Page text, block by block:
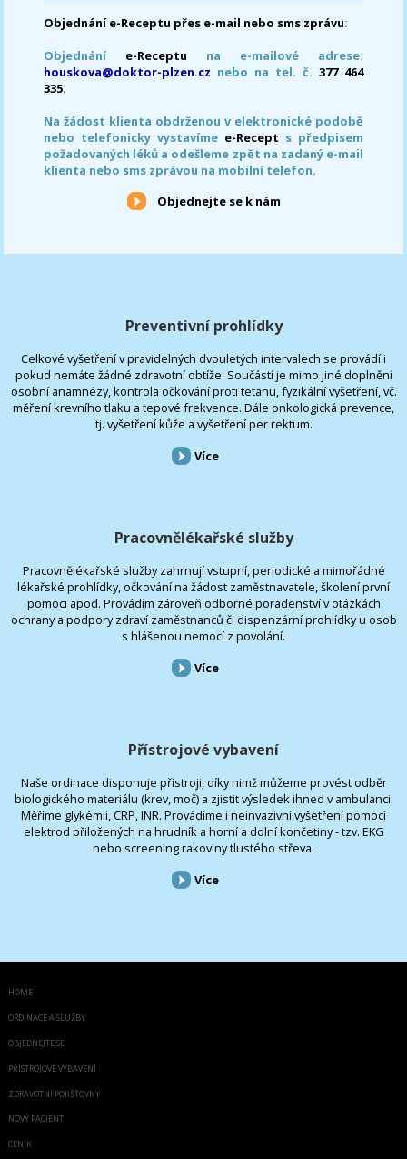
Objednání e-Receptu přes e-mail nebo sms zprávu:
Objednání e-Receptu na e-mailové adrese:
houskova@doktor-plzen.cz nebo na tel. č. 377 464
335.
Na žádost klienta obdrženou v elektronické podobě
nebo telefonicky vystavíme e-Recept s předpisem
požadovaných léků a odešleme zpět na zadaný e-mail
klienta nebo sms zprávou na mobilní telefon.
Objednejte se k nám
Preventivní prohlídky
Celkové vyšetření v pravidelných dvouletých intervalech se provádí i
pokud nemáte žádné zdravotní obtíže. Součástí je mimo jiné doplnění
osobní anamnézy, kontrola očkování proti tetanu, fyzikální vyšetření, vč.
měření krevního tlaku a tepové frekvence. Dále onkologická prevence,
tj. vyšetření kůže a vyšetření per rektum.
Více
Pracovnělékařské služby
Pracovnělékařské služby zahrnují vstupní, periodické a mimořádné
lékařské prohlídky, očkování na žádost zaměstnavatele, školení první
pomoci apod. Provádím zároveň odborné poradenství v otázkách
ochrany a podpory zdraví zaměstnanců či dispenzární prohlídky u osob
s hlášenou nemocí z povolání.
Více
Přístrojové vybavení
Naše ordinace disponuje přístroji, díky nimž můžeme provést odběr
biologického materiálu (krev, moč) a zjistit výsledek ihned v ambulanci.
Měříme glykémii, CRP, INR. Provádíme i neinvazivní vyšetření pomocí
elektrod přiložených na hrudník a horní a dolní končetiny - tzv. EKG
nebo screening rakoviny tlustého střeva.
Více
HOME
ORDINACE A SLUŽBY
OBJEDNEJTE SE
PŘÍSTROJOVÉ VYBAVENÍ
ZDRAVOTNÍ POJIŠŤOVNY
NOVÝ PACIENT
CENÍK